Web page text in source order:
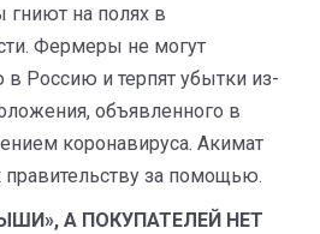
гниют на полях в
Фермеры не могут
Россию и терпят убытки из-
объявленного в
коронавируса. Акимат
правительству за помощью.
А ПОКУПАТЕЛЕЙ НЕТ